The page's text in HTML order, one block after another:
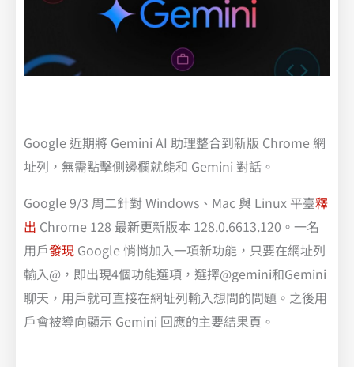
Google 近期將 Gemini AI 助理整合到新版 Chrome 網
址列，無需點擊側邊欄就能和 Gemini 對話。
Google 9/3 周二針對 Windows、Mac 與 Linux 平臺釋
出 Chrome 128 最新更新版本 128.0.6613.120。一名
用戶發現 Google 悄悄加入一項新功能，只要在網址列
輸入@，即出現4個功能選項，選擇@gemini和Gemini
聊天，用戶就可直接在網址列輸入想問的問題。之後用
戶會被導向顯示 Gemini 回應的主要結果頁。